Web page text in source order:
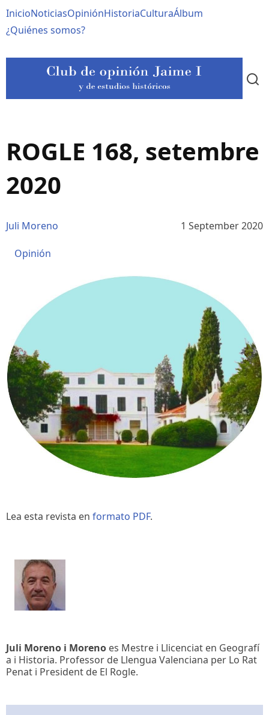
al
contenido
Navegación
principal
InicioNoticiasOpiniónHistoriaCulturaÁlbum
¿Quiénes somos?
ROGLE 168, setembre
2020
Juli Moreno 1 September 2020
Opinión
Lea esta revista en formato PDF.
Juli Moreno i Moreno es Mestre i Llicenciat en Geografí
a i Historia. Professor de Llengua Valenciana per Lo Rat
Penat i President de El Rogle.